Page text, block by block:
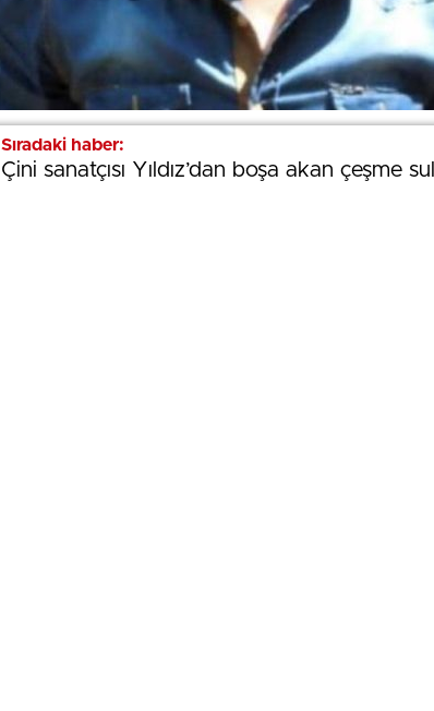
Sıradaki haber:
Çini sanatçısı Yıldız’dan boşa akan çeşme
BEĞENDİM ABONE OL News
Sıradaki haber:
Çini sanatçısı Yıldız’dan boşa akan çeşme